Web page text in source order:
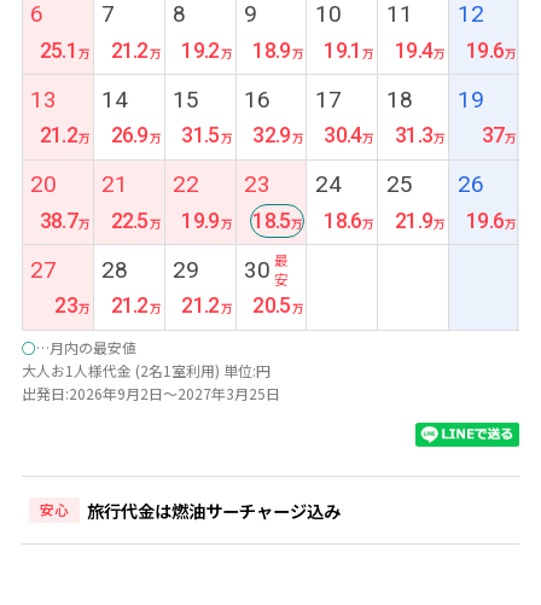
6
25.1
7
21.2
8
19.2
9
18.9
10
19.1
11
19.4
12
19.6
13
21.2
14
26.9
15
31.5
16
32.9
17
30.4
18
31.3
19
37
20
38.7
21
22.5
22
19.9
23
最
安
18.5
24
18.6
25
21.9
26
19.6
27
23
28
21.2
29
21.2
30
20.5
○…月内の最安値
大人お1人様代金 (2名1室利用) 単位:円
出発日:2026年9月2日～2027年3月25日
安心 旅行代金は燃油サーチャージ込み